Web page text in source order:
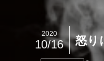
怒り
2020
10/16